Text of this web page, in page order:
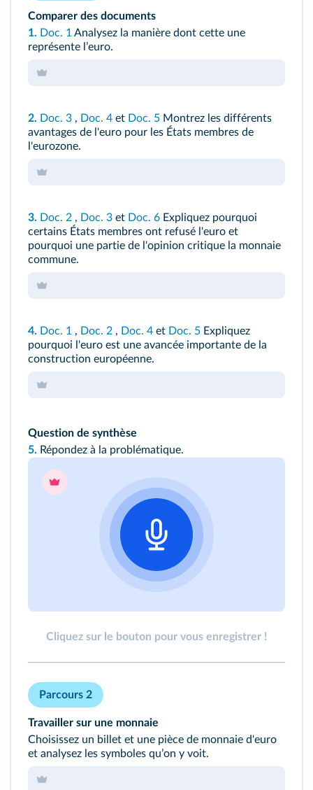
Comparer des documents
1. Doc. 1 Analysez la manière dont cette une
représente lʼeuro.
2. Doc. 3 , Doc. 4 et Doc. 5 Montrez les différents
avantages de l'euro pour les États membres de
l'eurozone.
3. Doc. 2 , Doc. 3 et Doc. 6 Expliquez pourquoi
certains États membres ont refusé l'euro et
pourquoi une partie de l'opinion critique la monnaie
commune.
4. Doc. 1 , Doc. 2 , Doc. 4 et Doc. 5 Expliquez
pourquoi l'euro est une avancée importante de la
construction européenne.
Question de synthèse
5. Répondez à la problématique.
Cliquez sur le bouton pour vous enregistrer !
Parcours 2
Travailler sur une monnaie
Choisissez un billet et une pièce de monnaie d'euro
et analysez les symboles quʼon y voit.